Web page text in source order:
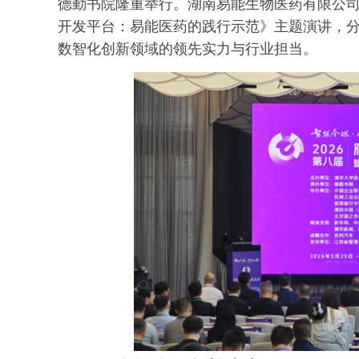
德勤书院隆重举行。湖南易能生物医药有限公
开发平台：易能医药的践行示范》主题演讲，
数智化创新领域的领先实力与行业担当。